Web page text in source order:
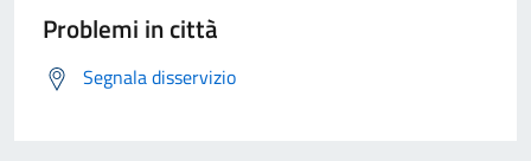
Problemi in città
Segnala disservizio